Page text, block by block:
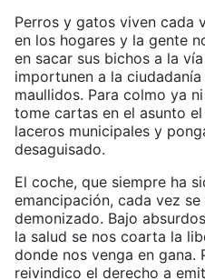
Perros y gatos viven cada
en los hogares y la gente
en sacar sus bichos a la
importunen a la
maullidos. Para colmo ya
tome cartas en el asunto
laceros municipales y
desaguisado.
El coche, que siempre ha
emancipación, cada vez
demonizado. Bajo
la salud se nos coarta la
donde nos venga en gana.
reivindico el derecho a